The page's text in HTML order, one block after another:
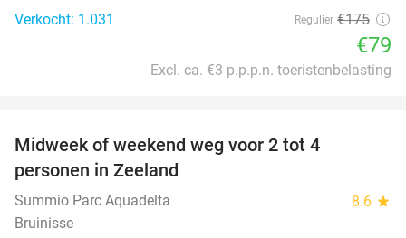
Verkocht: 1.031
Regulier €175
€79
Excl. ca. €3 p.p.p.n. toeristenbelasting
Midweek of weekend weg voor 2 tot 4
personen in Zeeland
Summio Parc Aquadelta 8.6 star
Bruinisse